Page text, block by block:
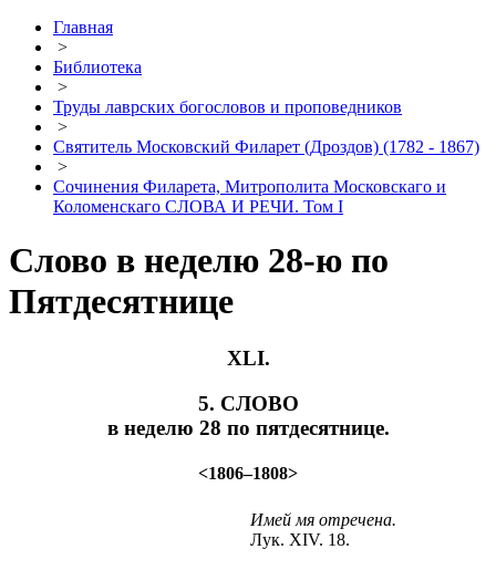
Главная
>
Библиотека
>
Труды лаврских богословов и проповедников
>
Святитель Московский Филарет (Дроздов) (1782 - 1867)
>
Сочинения Филарета, Митрополита Московскаго и
Коломенскаго СЛОВА И РЕЧИ. Том I
Слово в неделю 28-ю по
Пятдесятнице
XLI.
5. СЛОВО
в неделю 28 по пятдесятнице.
<1806–1808>
Имей мя отречена.
Лук. XIV. 18.